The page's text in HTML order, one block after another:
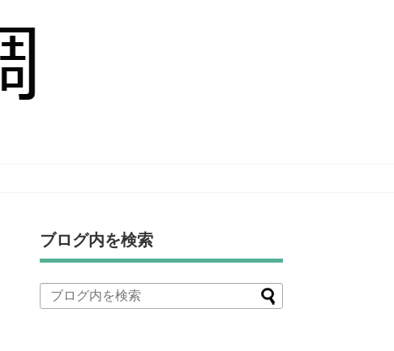
ブログ内を検索